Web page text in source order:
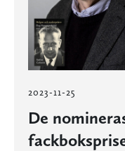
2023-11-25
De